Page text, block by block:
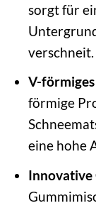
sorgt für
verschneit.
V-
förmige
eine hohe
Innovative